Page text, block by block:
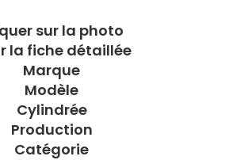
sur la photo
la fiche détaillée
Marque
Modèle
Cylindrée
Production
Catégorie